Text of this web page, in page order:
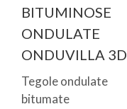
BITUMINOSE
ONDULATE
ONDUVILLA 3D
Tegole ondulate
bitumate